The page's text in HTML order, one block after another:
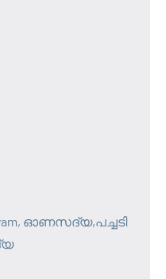
ഓണസദ്യ,പച്ചടി